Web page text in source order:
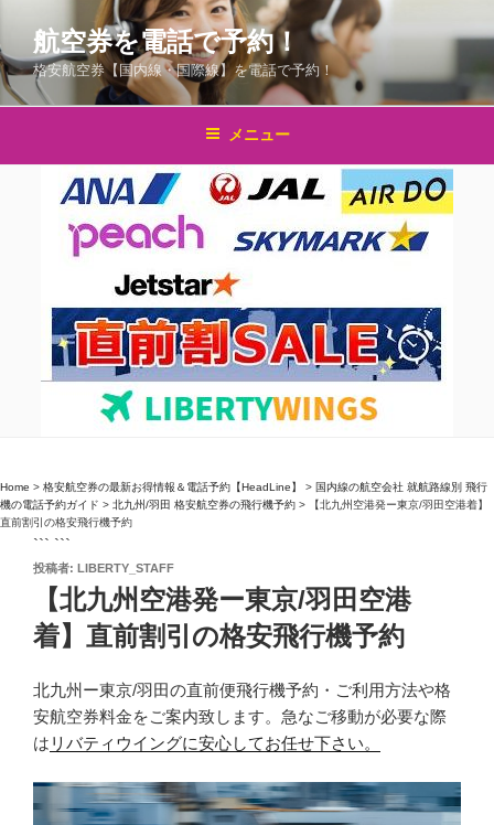
テ
ン
ス
航空券を電話で予約！
格安航空券【国内線・国際線】を電話で予約！
メニュー
Home > 格安航空券の最新お得情報＆電話予約【HeadLine】 > 国内線の航空会社 就航路線別 飛行
機の電話予約ガイド > 北九州/羽田 格安航空券の飛行機予約 >
【北九州空港発ー東京/羽田空港着】
直前割引の格安飛行機予約
``` ```
投
投稿者: LIBERTY_STAFF
【北九州空港発ー東京/羽田空港
着】直前割引の格安飛行機予約
北九州ー東京/羽田の直前便飛行機予約・ご利用方法や格
安航空券料金をご案内致します。急なご移動が必要な際
は リバティウイングに安心してお任せ下さい。